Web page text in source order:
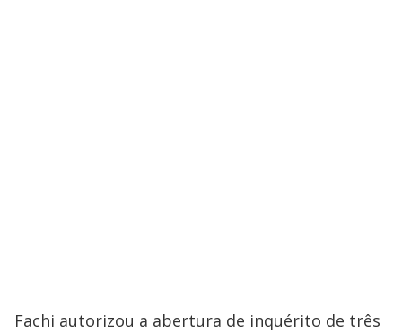
Fachi autorizou a abertura de inquérito de três